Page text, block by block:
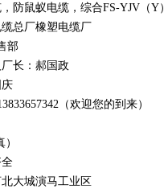
防鼠蚁电缆，综合FS-YJV （Y）
总厂橡塑电缆厂
部
长：郝国政
庆
3833657342 （欢迎您的到来）
大城演马工业区